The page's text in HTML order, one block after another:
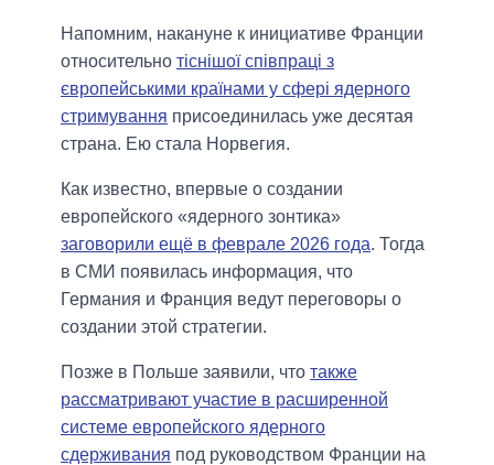
Напомним, накануне к инициативе Франции
относительно тіснішої співпраці з
європейськими країнами у сфері ядерного
стримування присоединилась уже десятая
страна. Ею стала Норвегия.
Как известно, впервые о создании
европейского «ядерного зонтика»
заговорили ещё в феврале 2026 года. Тогда
в СМИ появилась информация, что
Германия и Франция ведут переговоры о
создании этой стратегии.
Позже в Польше заявили, что также
рассматривают участие в расширенной
системе европейского ядерного
сдерживания под руководством Франции на